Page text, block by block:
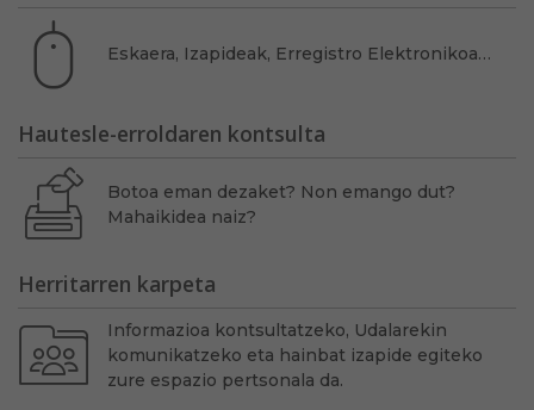
Eskaera, Izapideak, Erregistro Elektronikoa…
Hautesle-erroldaren kontsulta
Botoa eman dezaket? Non emango dut?
Mahaikidea naiz?
Herritarren karpeta
Informazioa kontsultatzeko, Udalarekin
komunikatzeko eta hainbat izapide egiteko
zure espazio pertsonala da.